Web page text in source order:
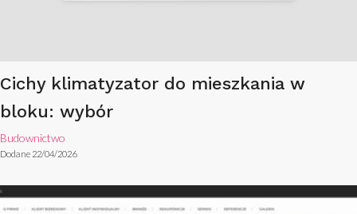
Cichy klimatyzator do mieszkania w
bloku: wybór
Budownictwo
Dodane 22/04/2026